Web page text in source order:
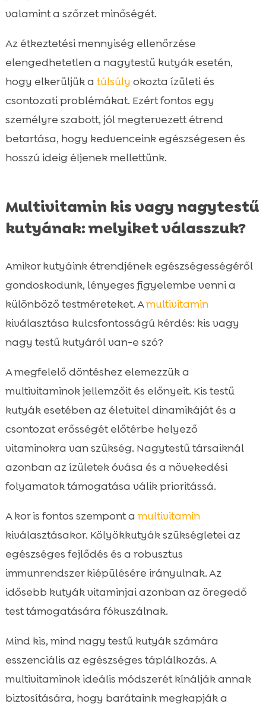
valamint a szőrzet minőségét.
Az étkeztetési mennyiség ellenőrzése
elengedhetetlen a nagytestű kutyák esetén,
hogy elkerüljük a túlsúly okozta ízületi és
csontozati problémákat. Ezért fontos egy
személyre szabott, jól megtervezett étrend
betartása, hogy kedvenceink egészségesen és
hosszú ideig éljenek mellettünk.
Multivitamin kis vagy nagytestű
kutyának: melyiket válasszuk?
Amikor kutyáink étrendjének egészségességéről
gondoskodunk, lényeges figyelembe venni a
különböző testméreteket. Amultivitamin
kiválasztása kulcsfontosságú kérdés: kis vagy
nagy testű kutyáról van-e szó?
A megfelelő döntéshez elemezzük a
multivitaminok jellemzőit és előnyeit. Kis testű
kutyák esetében az életvitel dinamikáját és a
csontozat erősségét előtérbe helyező
vitaminokra van szükség. Nagytestű társaiknál
azonban az ízületek óvása és a növekedési
folyamatok támogatása válik prioritássá.
A kor is fontos szempont a multivitamin
kiválasztásakor. Kölyökkutyák szükségletei az
egészséges fejlődés és a robusztus
immunrendszer kiépülésére irányulnak. Az
idősebb kutyák vitaminjai azonban az öregedő
test támogatására fókuszálnak.
Mind kis, mind nagy testű kutyák számára
esszenciális az egészséges táplálkozás. A
multivitaminok ideális módszerét kínálják annak
biztosítására, hogy barátaink megkapják a